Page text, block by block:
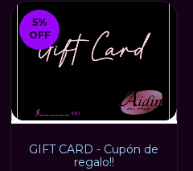
5%
OFF
GIFT CARD - Cupón de
regalo!!